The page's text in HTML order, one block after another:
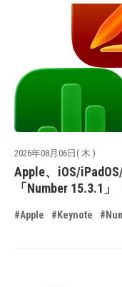
2026年08月06日( 木 )
Apple、iOS/
「Number 15.3.1
#Apple #Keynote